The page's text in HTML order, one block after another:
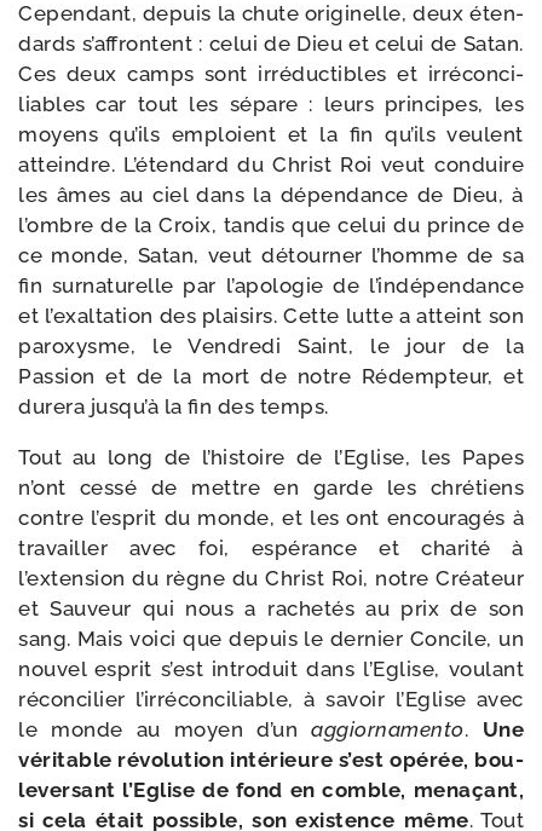
Cependant, depuis la chute ori­gi­nelle, deux éten­
dards s’affrontent : celui de Dieu et celui de Satan.
Ces deux camps sont irré­duc­tibles et irré­con­ci­
liables car tout les sépare : leurs prin­cipes, les
moyens qu’ils emploient et la fin qu’ils veulent
atteindre. L’étendard du Christ Roi veut conduire
les âmes au ciel dans la dépen­dance de Dieu, à
l’ombre de la Croix, tan­dis que celui du prince de
ce monde, Satan, veut détour­ner l’homme de sa
fin sur­na­tu­relle par l’apologie de l’indépendance
et l’exaltation des plai­sirs. Cette lutte a atteint son
paroxysme, le Vendredi Saint, le jour de la
Passion et de la mort de notre Rédempteur, et
dure­ra jusqu’à la fin des temps.
Tout au long de l’histoire de l’Eglise, les Papes
n’ont ces­sé de mettre en garde les chré­tiens
contre l’esprit du monde, et les ont encou­ra­gés à
tra­vailler avec foi, espé­rance et cha­ri­té à
l’extension du règne du Christ Roi, notre Créateur
et Sauveur qui nous a rache­tés au prix de son
sang. Mais voi­ci que depuis le der­nier Concile, un
nou­vel esprit s’est intro­duit dans l’Eglise, vou­lant
récon­ci­lier l’irréconciliable, à savoir l’Eglise avec
le monde au moyen d’unaggior­na­men­to. Une
véri­table révo­lu­tion inté­rieure s’est opé­rée, bou­
le­ver­sant l’Eglise de fond en comble, mena­çant,
si cela était pos­sible, son exis­tence même. Tout